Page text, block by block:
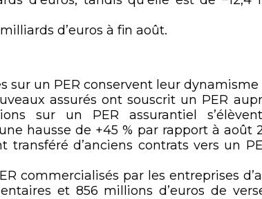
d’euros à fin août.
sur un PER conservent leur dynamisme
assurés ont souscrit un PER
sur un PER assurantiel
hausse de +45 % par rapport à août
transféré d’anciens contrats vers un
commercialisés par les entreprises
et 856 millions d’euros de